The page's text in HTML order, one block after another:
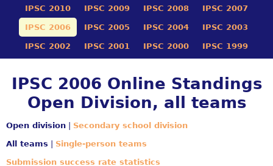
IPSC 2010 IPSC 2009 IPSC 2008 IPSC 2007
IPSC 2006 IPSC 2005 IPSC 2004 IPSC 2003
IPSC 2002 IPSC 2001 IPSC 2000 IPSC 1999
IPSC 2006 Online Standings
Open Division, all teams
Open division
Secondary school division
All teams
Single-person teams
Submission success rate statistics